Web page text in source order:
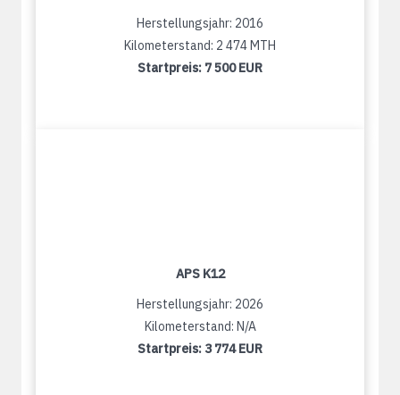
Herstellungsjahr: 2016
Kilometerstand: 2 474 MTH
Startpreis: 7 500 EUR
APS K12
Herstellungsjahr: 2026
Kilometerstand: N/A
Startpreis: 3 774 EUR